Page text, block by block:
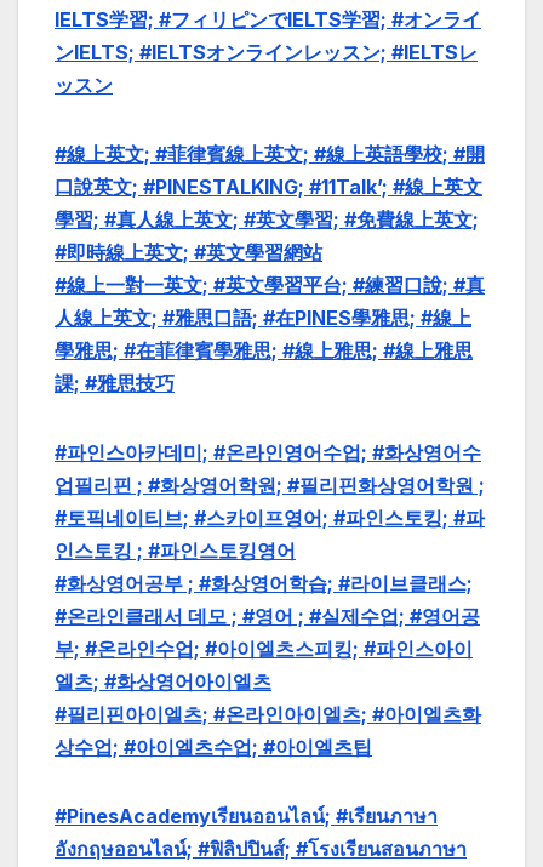
IELTS学習; #フィリピンでIELTS学習; #オンライ
ンIELTS; #IELTSオンラインレッスン; #IELTSレ
ッスン
#線上英文; #菲律賓線上英文; #線上英語學校; #開
口說英文; #PINESTALKING; #11Talk’; #線上英文
學習; #真人線上英文; #英文學習; #免費線上英文;
#即時線上英文; #英文學習網站
#線上一對一英文; #英文學習平台; #練習口說; #真
人線上英文; #雅思口語; #在PINES學雅思; #線上
學雅思; #在菲律賓學雅思; #線上雅思; #線上雅思
課; #雅思技巧
#파인스아카데미; #온라인영어수업; #화상영어수
업필리핀 ; #화상영어학원; #필리핀화상영어학원 ;
#토픽네이티브; #스카이프영어; #파인스토킹; #파
인스토킹 ; #파인스토킹영어
#화상영어공부 ; #화상영어학습; #라이브클래스;
#온라인클래서 데모 ; #영어 ; #실제수업; #영어공
부; #온라인수업; #아이엘츠스피킹; #파인스아이
엘츠; #화상영어아이엘츠
#필리핀아이엘츠; #온라인아이엘츠; #아이엘츠화
상수업; #아이엘츠수업; #아이엘츠팁
#PinesAcademyเรียนออนไลน์; #เรียนภาษา
อังกฤษออนไลน์; #ฟิลิปปินส์; #โรงเรียนสอนภาษา